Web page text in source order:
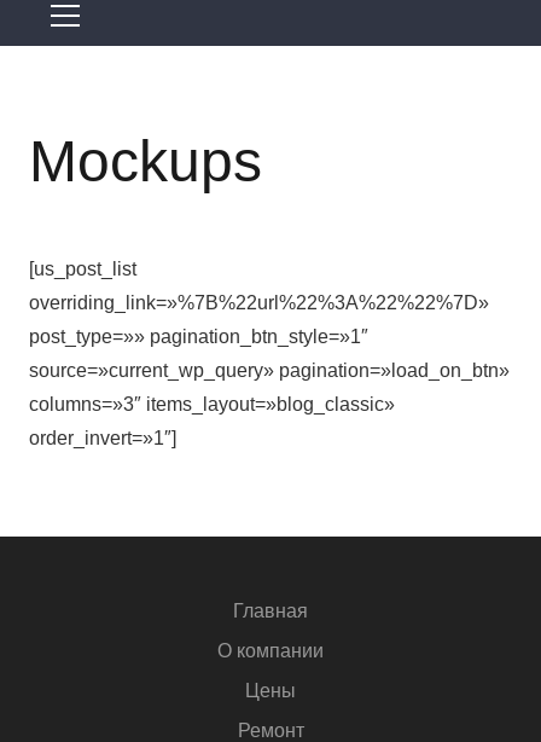
Mockups
[us_post_list
overriding_link=»%7B%22url%22%3A%22%22%7D»
post_type=»» pagination_btn_style=»1″
source=»current_wp_query» pagination=»load_on_btn»
columns=»3″ items_layout=»blog_classic»
order_invert=»1″]
Главная
О компании
Цены
Ремонт